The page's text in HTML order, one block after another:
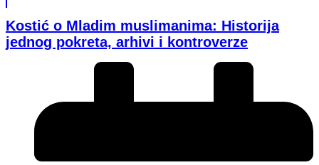
Kostić o Mladim muslimanima: Historija
jednog pokreta, arhivi i kontroverze